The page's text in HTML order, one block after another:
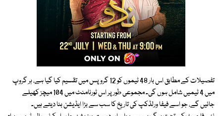
تفصیلات کے مطابق اس بار 48 ٹیموں کو 12 گروپس میں تقسیم کیا گیا ہے، ہر گروپ
میں 4 ٹیمیں شامل ہوں گی۔ مجموعی طور پر اس ٹورنامنٹ میں 104 میچز کھیلے
جائیں گے، جو اسے فیفا ورلڈکپ کی تاریخ کا سب سے بڑا ایڈیشن بنا دیتے ہیں۔